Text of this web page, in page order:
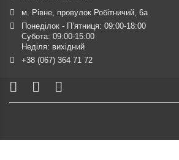
м. Рівне, провулок Робітничий, 6а
Понеділок - П’ятниця: 09:00-18:00
Субота: 09:00-15:00
Неділя: вихідний
+38 (067) 364 71 72